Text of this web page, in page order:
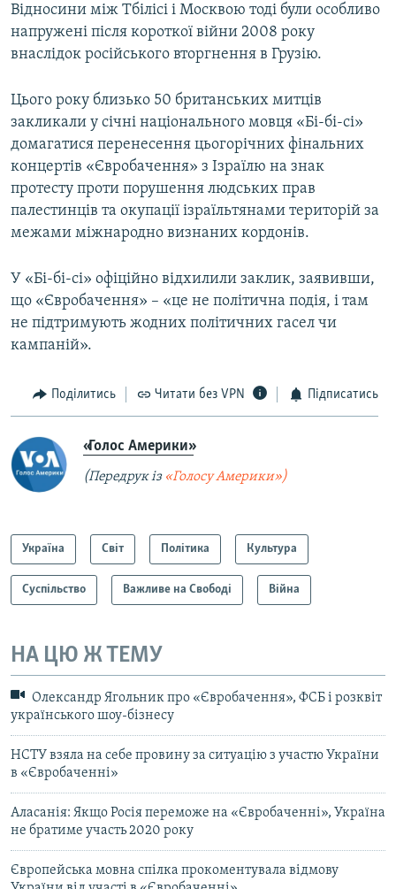
Відносини між Тбілісі і Москвою тоді були особливо
напружені після короткої війни 2008 року
внаслідок російського вторгнення в Грузію.
Цього року близько 50 британських митців
закликали у січні національного мовця «Бі-бі-сі»
домагатися перенесення цьогорічних фінальних
концертів «Євробачення» з Ізраїлю на знак
протесту проти порушення людських прав
палестинців та окупації ізраїльтянами територій за
межами міжнародно визнаних кордонів.
У «Бі-бі-сі» офіційно відхилили заклик, заявивши,
що «Євробачення» – «це не політична подія, і там
не підтримують жодних політичних гасел чи
кампаній».
Поділитись Читати без VPN Підписатись
«Голос Америки»
(Передрук із «Голосу Америки»)
Україна Світ Політика Культура
Суспільство Важливе на Свободі Війна
НА ЦЮ Ж ТЕМУ
Олександр Ягольник про «Євробачення», ФСБ і розквіт
українського шоу-бізнесу
НСТУ взяла на себе провину за ситуацію з участю України
в «Євробаченні»
Аласанія: Якщо Росія переможе на «Євробаченні», Україна
не братиме участь 2020 року
Європейська мовна спілка прокоментувала відмову